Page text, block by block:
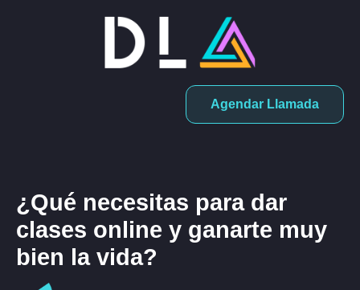
Agendar Llamada
¿Qué necesitas para dar
clases online y ganarte muy
bien la vida?